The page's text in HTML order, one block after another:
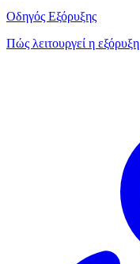
Οδηγός Εξόρυξης
Πώς λειτουργεί η εξόρυξη